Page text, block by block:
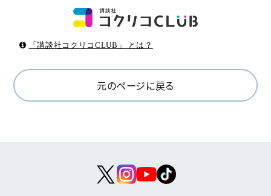
「講談社コクリコCLUB」 とは？
元のページに戻る